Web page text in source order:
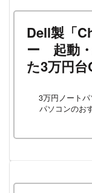
Dell製「
ー 起動
た3万円
3万円ノート
パソコンのお